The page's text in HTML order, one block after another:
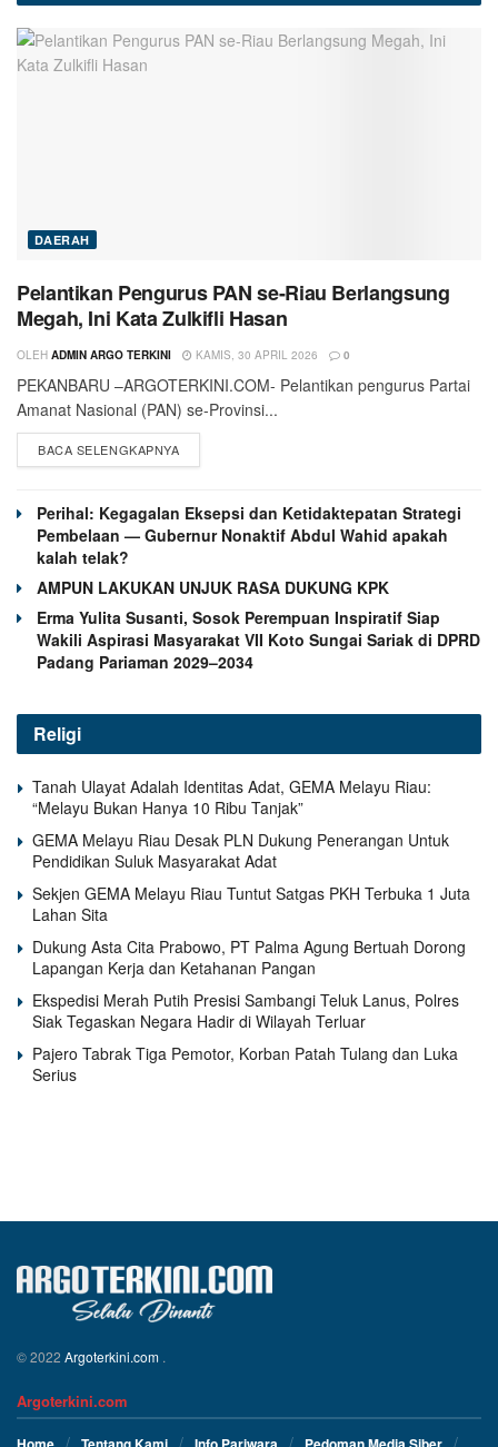
DAERAH
Pelantikan Pengurus PAN se-Riau Berlangsung
Megah, Ini Kata Zulkifli Hasan
OLEH ADMIN ARGO TERKINI KAMIS, 30 APRIL 2026 0
PEKANBARU –ARGOTERKINI.COM- Pelantikan pengurus Partai
Amanat Nasional (PAN) se-Provinsi...
BACA SELENGKAPNYA
Perihal: Kegagalan Eksepsi dan Ketidaktepatan Strategi
Pembelaan — Gubernur Nonaktif Abdul Wahid apakah
kalah telak?
AMPUN LAKUKAN UNJUK RASA DUKUNG KPK
Erma Yulita Susanti, Sosok Perempuan Inspiratif Siap
Wakili Aspirasi Masyarakat VII Koto Sungai Sariak di DPRD
Padang Pariaman 2029–2034
Religi
Tanah Ulayat Adalah Identitas Adat, GEMA Melayu Riau:
“Melayu Bukan Hanya 10 Ribu Tanjak”
GEMA Melayu Riau Desak PLN Dukung Penerangan Untuk
Pendidikan Suluk Masyarakat Adat
Sekjen GEMA Melayu Riau Tuntut Satgas PKH Terbuka 1 Juta
Lahan Sita
Dukung Asta Cita Prabowo, PT Palma Agung Bertuah Dorong
Lapangan Kerja dan Ketahanan Pangan
Ekspedisi Merah Putih Presisi Sambangi Teluk Lanus, Polres
Siak Tegaskan Negara Hadir di Wilayah Terluar
Pajero Tabrak Tiga Pemotor, Korban Patah Tulang dan Luka
Serius
© 2022 Argoterkini.com .
Argoterkini.com